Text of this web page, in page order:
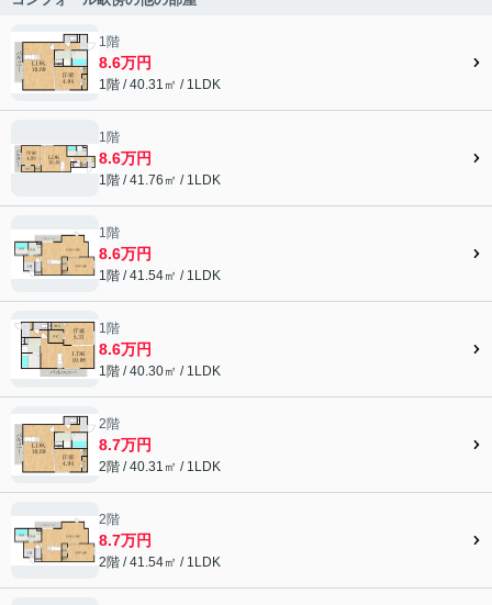
1階
8.6万円
1階 / 40.31㎡ / 1LDK
1階
8.6万円
1階 / 41.76㎡ / 1LDK
1階
8.6万円
1階 / 41.54㎡ / 1LDK
1階
8.6万円
1階 / 40.30㎡ / 1LDK
2階
8.7万円
2階 / 40.31㎡ / 1LDK
2階
8.7万円
2階 / 41.54㎡ / 1LDK